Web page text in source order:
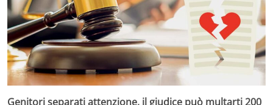
Genitori separati attenzione, il giudice può multarti 200